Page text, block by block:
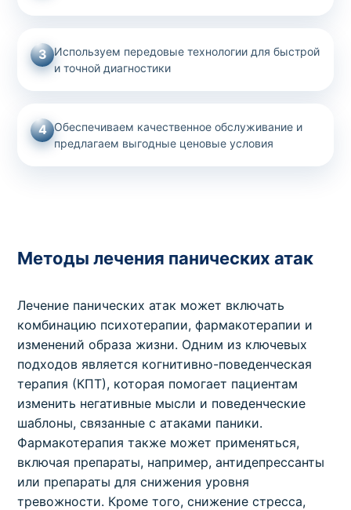
3 Используем передовые технологии для быстрой
и точной диагностики
4 Обеспечиваем качественное обслуживание и
предлагаем выгодные ценовые условия
Методы лечения панических атак
Лечение панических атак может включать
комбинацию психотерапии, фармакотерапии и
изменений образа жизни. Одним из ключевых
подходов является когнитивно-поведенческая
терапия (КПТ), которая помогает пациентам
изменить негативные мысли и поведенческие
шаблоны, связанные с атаками паники.
Фармакотерапия также может применяться,
включая препараты, например, антидепрессанты
или препараты для снижения уровня
тревожности. Кроме того, снижение стресса,